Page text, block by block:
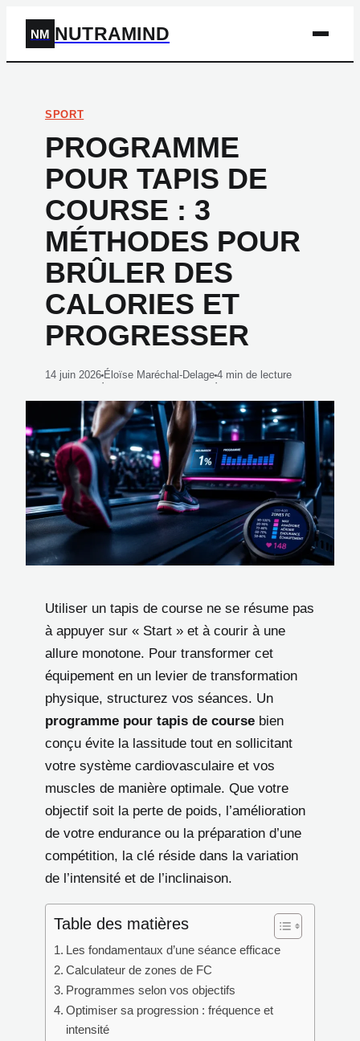
NM NUTRAMIND
SPORT
PROGRAMME
POUR TAPIS DE
COURSE : 3
MÉTHODES POUR
BRÛLER DES
CALORIES ET
PROGRESSER
14 juin 2026
·
Éloïse Maréchal-Delage
·
4 min de lecture
Utiliser un tapis de course ne se résume pas
à appuyer sur « Start » et à courir à une
allure monotone. Pour transformer cet
équipement en un levier de transformation
physique, structurez vos séances. Un
programme pour tapis de course bien
conçu évite la lassitude tout en sollicitant
votre système cardiovasculaire et vos
muscles de manière optimale. Que votre
objectif soit la perte de poids, l’amélioration
de votre endurance ou la préparation d’une
compétition, la clé réside dans la variation
de l’intensité et de l’inclinaison.
Table des matières
Les fondamentaux d’une séance efficace
Calculateur de zones de FC
Programmes selon vos objectifs
Optimiser sa progression : fréquence et
intensité